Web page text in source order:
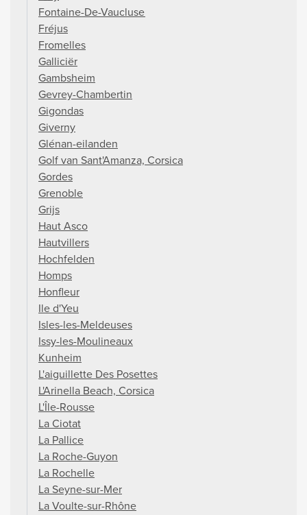
Fontaine-De-Vaucluse
Fréjus
Fromelles
Galliciër
Gambsheim
Gevrey-Chambertin
Gigondas
Giverny
Glénan-eilanden
Golf van Sant'Amanza, Corsica
Gordes
Grenoble
Grijs
Haut Asco
Hautvillers
Hochfelden
Homps
Honfleur
Ile d'Yeu
Isles-les-Meldeuses
Issy-les-Moulineaux
Kunheim
L'aiguillette Des Posettes
L'Arinella Beach, Corsica
L'Île-Rousse
La Ciotat
La Pallice
La Roche-Guyon
La Rochelle
La Seyne-sur-Mer
La Voulte-sur-Rhône